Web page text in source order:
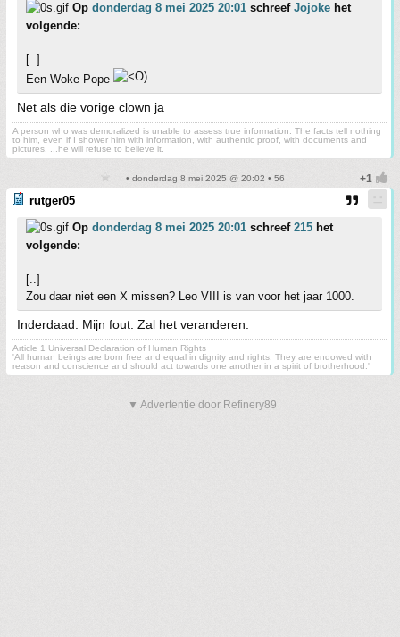
Op donderdag 8 mei 2025 20:01 schreef Jojoke het
volgende:
[..]
Een Woke Pope
Net als die vorige clown ja
A person who was demoralized is unable to assess true information. The facts tell nothing
to him, even if I shower him with information, with authentic proof, with documents and
pictures. ...he will refuse to believe it.
• donderdag 8 mei 2025 @ 20:02 • 56
rutger05
Op donderdag 8 mei 2025 20:01 schreef 215 het
volgende:
[..]
Zou daar niet een X missen? Leo VIII is van voor het jaar 1000.
Inderdaad. Mijn fout. Zal het veranderen.
Article 1 Universal Declaration of Human Rights
'All human beings are born free and equal in dignity and rights. They are endowed with
reason and conscience and should act towards one another in a spirit of brotherhood.'
▼ Advertentie door Refinery89